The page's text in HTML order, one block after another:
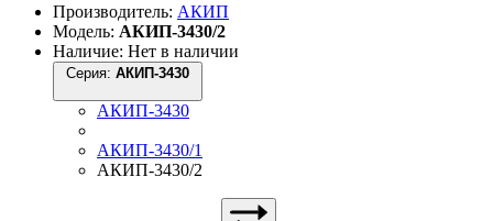
Производитель: АКИП
Модель: АКИП-3430/2
Наличие: Нет в наличии
Серия:
АКИП-3430
АКИП-3430/1
АКИП-3430/2